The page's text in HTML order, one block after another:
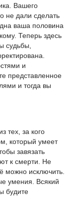
Вашего
не дали сделать
ваша половина
Теперь здесь
судьбы,
и
представленное
и тогда вы
тех, за кого
который умеет
завязать
к смерти. Не
можно исключить.
умения. Всякий
будите